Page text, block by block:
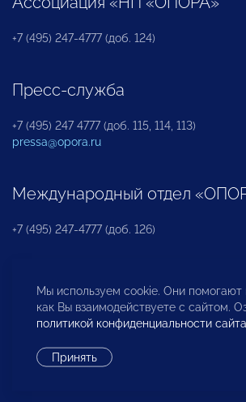
+7 (495) 247-4777 (доб. 124)
Пресс-служба
+7 (495) 247 4777 (доб. 115, 114, 113)
pressa@opora.ru
Международный отдел
+7 (495) 247-4777 (доб. 126)
Бюро по защите прав
инвесторов
Мы используем cookie. Они помогают
как Вы взаимодействуете с сайтом.
политикой конфиденциальности сайта
Принять